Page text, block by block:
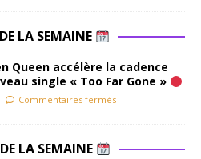
LA SEMAINE
Queen accélère la cadence
single « Too Far Gone »
Commentaires fermés
LA SEMAINE